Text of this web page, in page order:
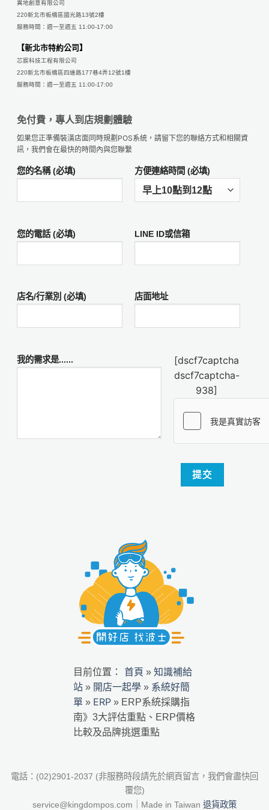
異地創意有限公司
220新北市板橋區國光路13號2樓
服務時間：週一至週五 11:00-17:00
【新北市特約公司】
芯宸科技工程有限公司
220新北市板橋區四維路177巷4弄12號1樓
服務時間：週一至週五 11:00-17:00
免付費，專人到店規劃體驗
如果您正準備裝潢店面同時規劃POS系統，請留下您的聯絡方式和相關資
訊，我們會在最快的時間內與您聯繫
您的名稱 (必填) 方便連絡時間 (必填)
您的電話 (必填) LINE ID或信箱
店名/行業別 (必填) 店面地址
我的需求是......
[dscf7captcha
dscf7captcha-
938]
目前位置： 首頁 » 知識補給
站» 開店一起學» 系統好簡
單» ERP» ERP系統採購指
南》3大評估重點、ERP價格
比較及品牌挑選重點
電話：(02)2901-2037 (非服務時段請先於網頁留言，我們會盡快回
覆您)
service@kingdompos.com｜Made in Taiwan 退貨政策